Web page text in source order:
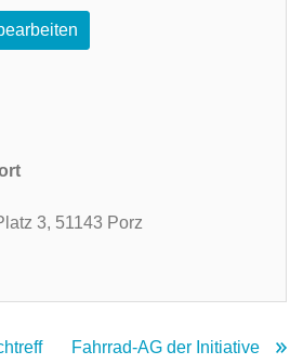
3, 51143 Porz
Fahrrad-AG der Initiative